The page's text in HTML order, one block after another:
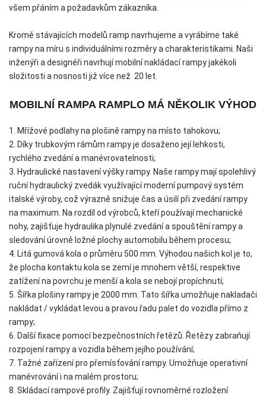
všem přáním a požadavkům zákazníka.
Kromě stávajících modelů ramp navrhujeme a vyrábíme také
rampy na míru s individuálními rozměry a charakteristikami. Naši
inženýři a designéři navrhují mobilní nakládací rampy jakékoli
složitosti a nosnosti již více než 20 let.
MOBILNÍ RAMPA RAMPLO MÁ NĚKOLIK VÝHOD
1. Mřížové podlahy na plošině rampy na místo tahokovu;
2. Díky trubkovým rámům rampy je dosaženo její lehkosti,
rychlého zvedání a manévrovatelnosti;
3. Hydraulické nastavení výšky rampy. Naše rampy mají spolehlivý
ruční hydraulický zvedák využívající moderní pumpový systém
italské výroby, což výrazně snižuje čas a úsilí při zvedání rampy
na maximum. Na rozdíl od výrobců, kteří používají mechanické
nohy, zajišťuje hydraulika plynulé zvedání a spouštění rampy a
sledování úrovně ložné plochy automobilu během procesu;
4. Litá gumová kola o průměru 500 mm. Výhodou našich kol je to,
že plocha kontaktu kola se zemí je mnohem větší, respektive
zatížení na povrchu je menší a kola se nebojí propíchnutí;
5. Šířka plošiny rampy je 2000 mm. Tato šířka umožňuje nakladači
nakládat / vykládat levou a pravou řadu palet do vozidla přímo z
rampy;
6. Další fixace pomocí bezpečnostních řetězů. Řetězy zabraňují
rozpojení rampy a vozidla během jejího používání;
7. Tažné zařízení pro přemísťování rampy. Umožňuje operativní
manévrování i na malém prostoru;
8. Skládací rampové profily. Zajišťují rovnoměrné rozložení